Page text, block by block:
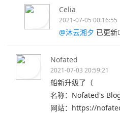
Celia
2021-07-05 00:16:55
@沐云湘夕 已更新
Nofated
2021-07-03 20:59:21
船新升级了（
名称：Nofated's
网站：https://